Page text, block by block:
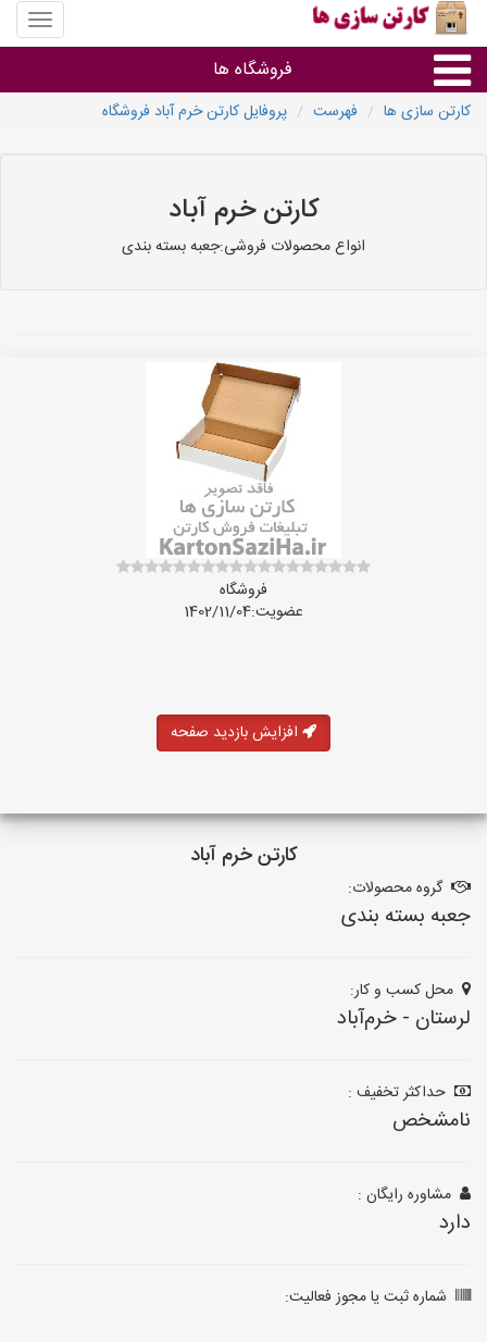
منوی
سایت
سازی
فروشگاه ها
سایر گروه ها
کارتن سازی ها فهرست پروفایل کارتن خرم آباد فروشگاه
کارتن خرم آباد
انواع محصولات فروشی:جعبه بسته بندی
فروشگاه
عضویت:1402/11/04
افزایش بازدید صفحه
کارتن خرم آباد
گروه محصولات:
جعبه بسته بندی
محل کسب و کار:
لرستان - خرم‌آباد
حداکثر تخفیف :
نامشخص
مشاوره رایگان :
دارد
شماره ثبت یا مجوز فعالیت: